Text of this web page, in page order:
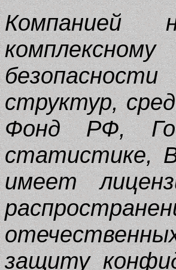
Компанией
структур,
Фонд РФ,
статистике,
имеет
защиту